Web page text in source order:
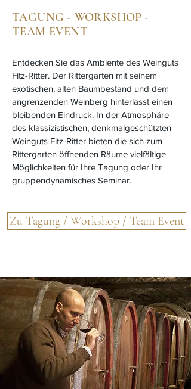
TAGUNG - WORKSHOP -
TEAM EVENT
Entdecken Sie das Ambiente des Weinguts
Fitz-Ritter. Der Rittergarten mit seinem
exotischen, alten Baumbestand und dem
angrenzenden Weinberg hinterlässt einen
bleibenden Eindruck. In der Atmosphäre
des klassizistischen, denkmalgeschützten
Weinguts Fitz-Ritter bieten die sich zum
Rittergarten öffnenden Räume vielfältige
Möglichkeiten für Ihre Tagung oder Ihr
gruppendynamisches Seminar.
Zu Tagung / Workshop / Team Event